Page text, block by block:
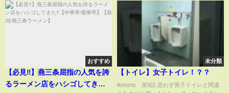
おすすめ
【必見‼︎】燕三条屈指の人気を誇
るラーメン店をハシゴしてきた‼︎
未分類
【トイレ】女子トイレ！？？
#shorts 第9話 思わず男子トイレと間違